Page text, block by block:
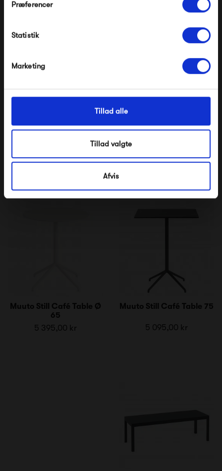
Præferencer
Statistik
Marketing
Tillad alle
Tillad valgte
Afvis
Produkter fra samme kategori
Muuto Base High Table
Muuto Still Café Table Ø
75
Muuto Still Café Table Ø
65
5 395,00 kr
Muuto Still Café Table 75
5 095,00 kr
*Ved at tilmelde dig accepterer du at modtage e-